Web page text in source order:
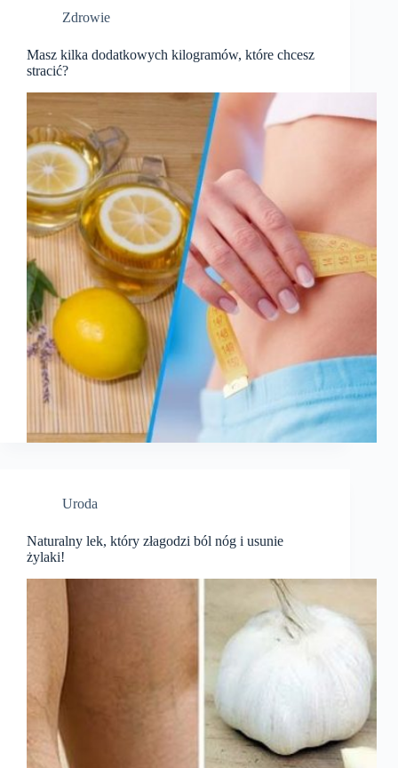
Zdrowie
Masz kilka dodatkowych kilogramów, które chcesz
stracić?
Uroda
Naturalny lek, który złagodzi ból nóg i usunie
żylaki!